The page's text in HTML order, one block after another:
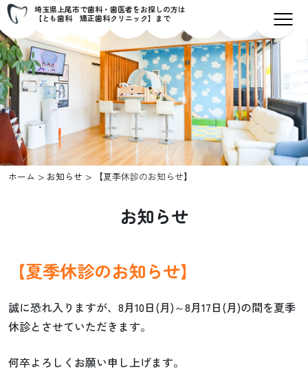
埼玉県上尾市で歯科・歯医者をお探しの方は
【とも歯科 矯正歯科クリニック】まで
ホーム > お知らせ > 【夏季休診のお知らせ】
お知らせ
【夏季休診のお知らせ】
誠に恐れ入りますが、8月10日(月)～8月17日(月)の間を夏季
休診とさせていただきます。
何卒よろしくお願い申し上げます。